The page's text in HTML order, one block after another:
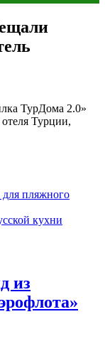
ТурДома 2.0»
Турции,
пляжного
кухни
из